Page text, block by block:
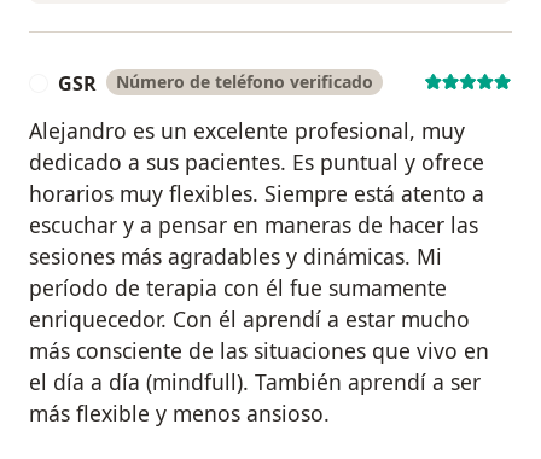
GSR Número de teléfono verificado
Alejandro es un excelente profesional, muy
dedicado a sus pacientes. Es puntual y ofrece
horarios muy flexibles. Siempre está atento a
escuchar y a pensar en maneras de hacer las
sesiones más agradables y dinámicas. Mi
período de terapia con él fue sumamente
enriquecedor. Con él aprendí a estar mucho
más consciente de las situaciones que vivo en
el día a día (mindfull). También aprendí a ser
más flexible y menos ansioso.